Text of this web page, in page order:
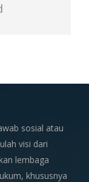
sosial atau
visi dari
lembaga
khususnya